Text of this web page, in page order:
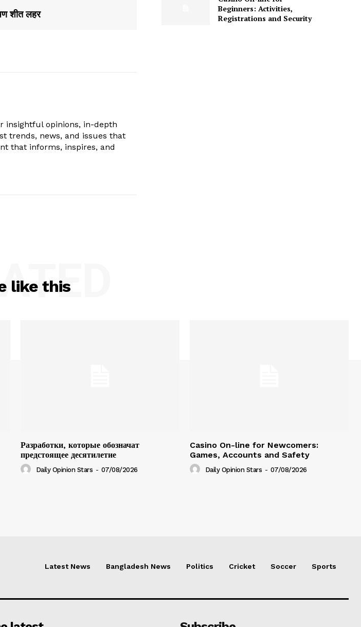
शीत लहर
insightful opinions, in-depth
trends, news, and issues that
that informs, inspires, and
Beginners: Activities,
Registrations and Security
like this
Разработки, которые обозначат
предстоящее десятилетие
Daily Opinion Stars - 07/08/2026
Casino On-line for Newcomers:
Games, Accounts and Safety
Daily Opinion Stars - 07/08/2026
Latest News Bangladesh News Politics Cricket Soccer Sports